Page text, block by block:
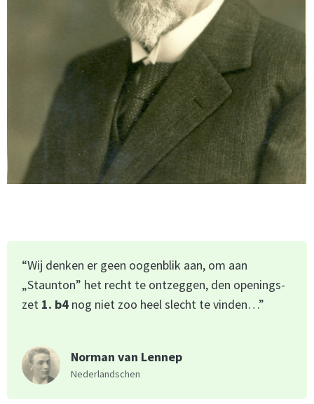
“Wij denken er geen oogenblik aan, om aan
„Staunton” het recht te ontzeggen, den openings-
zet 1. b4 nog niet zoo heel slecht te vinden…”
Norman van Lennep
Nederlandschen